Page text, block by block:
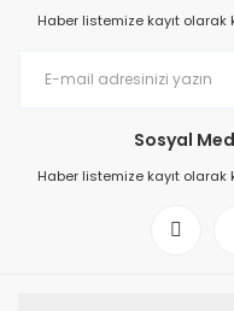
Haber listemize kayıt
Sosyal
Haber listemize kayıt